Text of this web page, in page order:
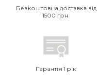
Безкоштовна доставка від
1500 грн.
Гарантія 1 рік